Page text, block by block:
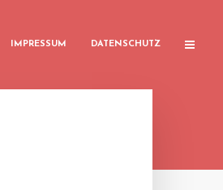
IMPRESSUM DATENSCHUTZ